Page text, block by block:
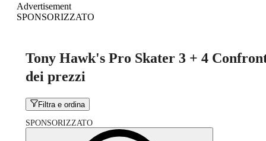
Advertisement
SPONSORIZZATO
Tony Hawk's Pro Skater 3 + 4
dei prezzi
Filtra e ordina
SPONSORIZZATO